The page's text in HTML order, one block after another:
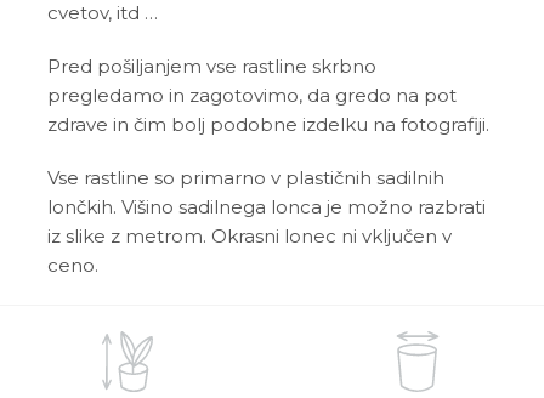
cvetov, itd …
Pred pošiljanjem vse rastline skrbno
pregledamo in zagotovimo, da gredo na pot
zdrave in čim bolj podobne izdelku na fotografiji.
Vse rastline so primarno v plastičnih sadilnih
lončkih. Višino sadilnega lonca je možno razbrati
iz slike z metrom. Okrasni lonec ni vključen v
ceno.